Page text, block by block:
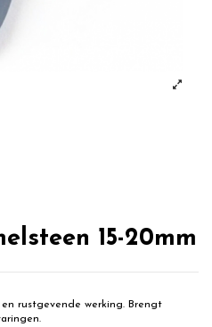
15-20mm
rustgevende werking. Brengt